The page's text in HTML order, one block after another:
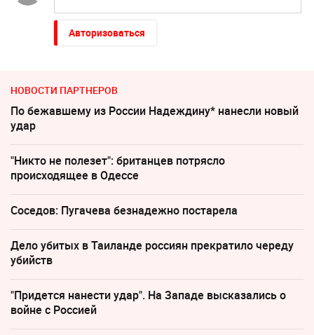
Авторизоваться
НОВОСТИ ПАРТНЕРОВ
По бежавшему из России Надеждину* нанесли новый
удар
"Никто не полезет": британцев потрясло
происходящее в Одессе
Соседов: Пугачева безнадежно постарела
Дело убитых в Таиланде россиян прекратило череду
убийств
"Придется нанести удар". На Западе высказались о
войне с Россией